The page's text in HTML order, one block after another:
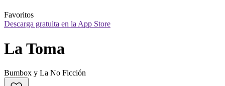
Favoritos
Descarga gratuita en la App Store
La Toma
Bumbox y La No Ficción